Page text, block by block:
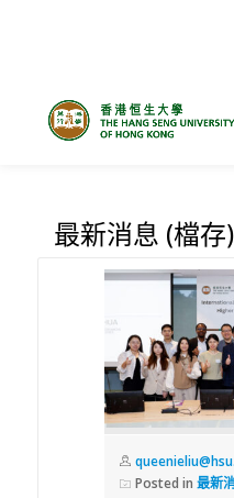
最新消息 (檔存)
Posted in 最新